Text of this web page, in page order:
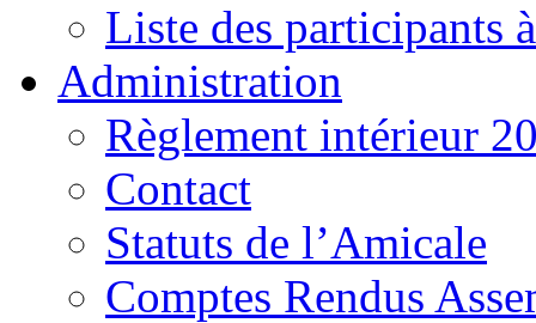
Liste des participants
Administration
Règlement intérieur
Contact
Statuts de l’Amicale
Comptes Rendus